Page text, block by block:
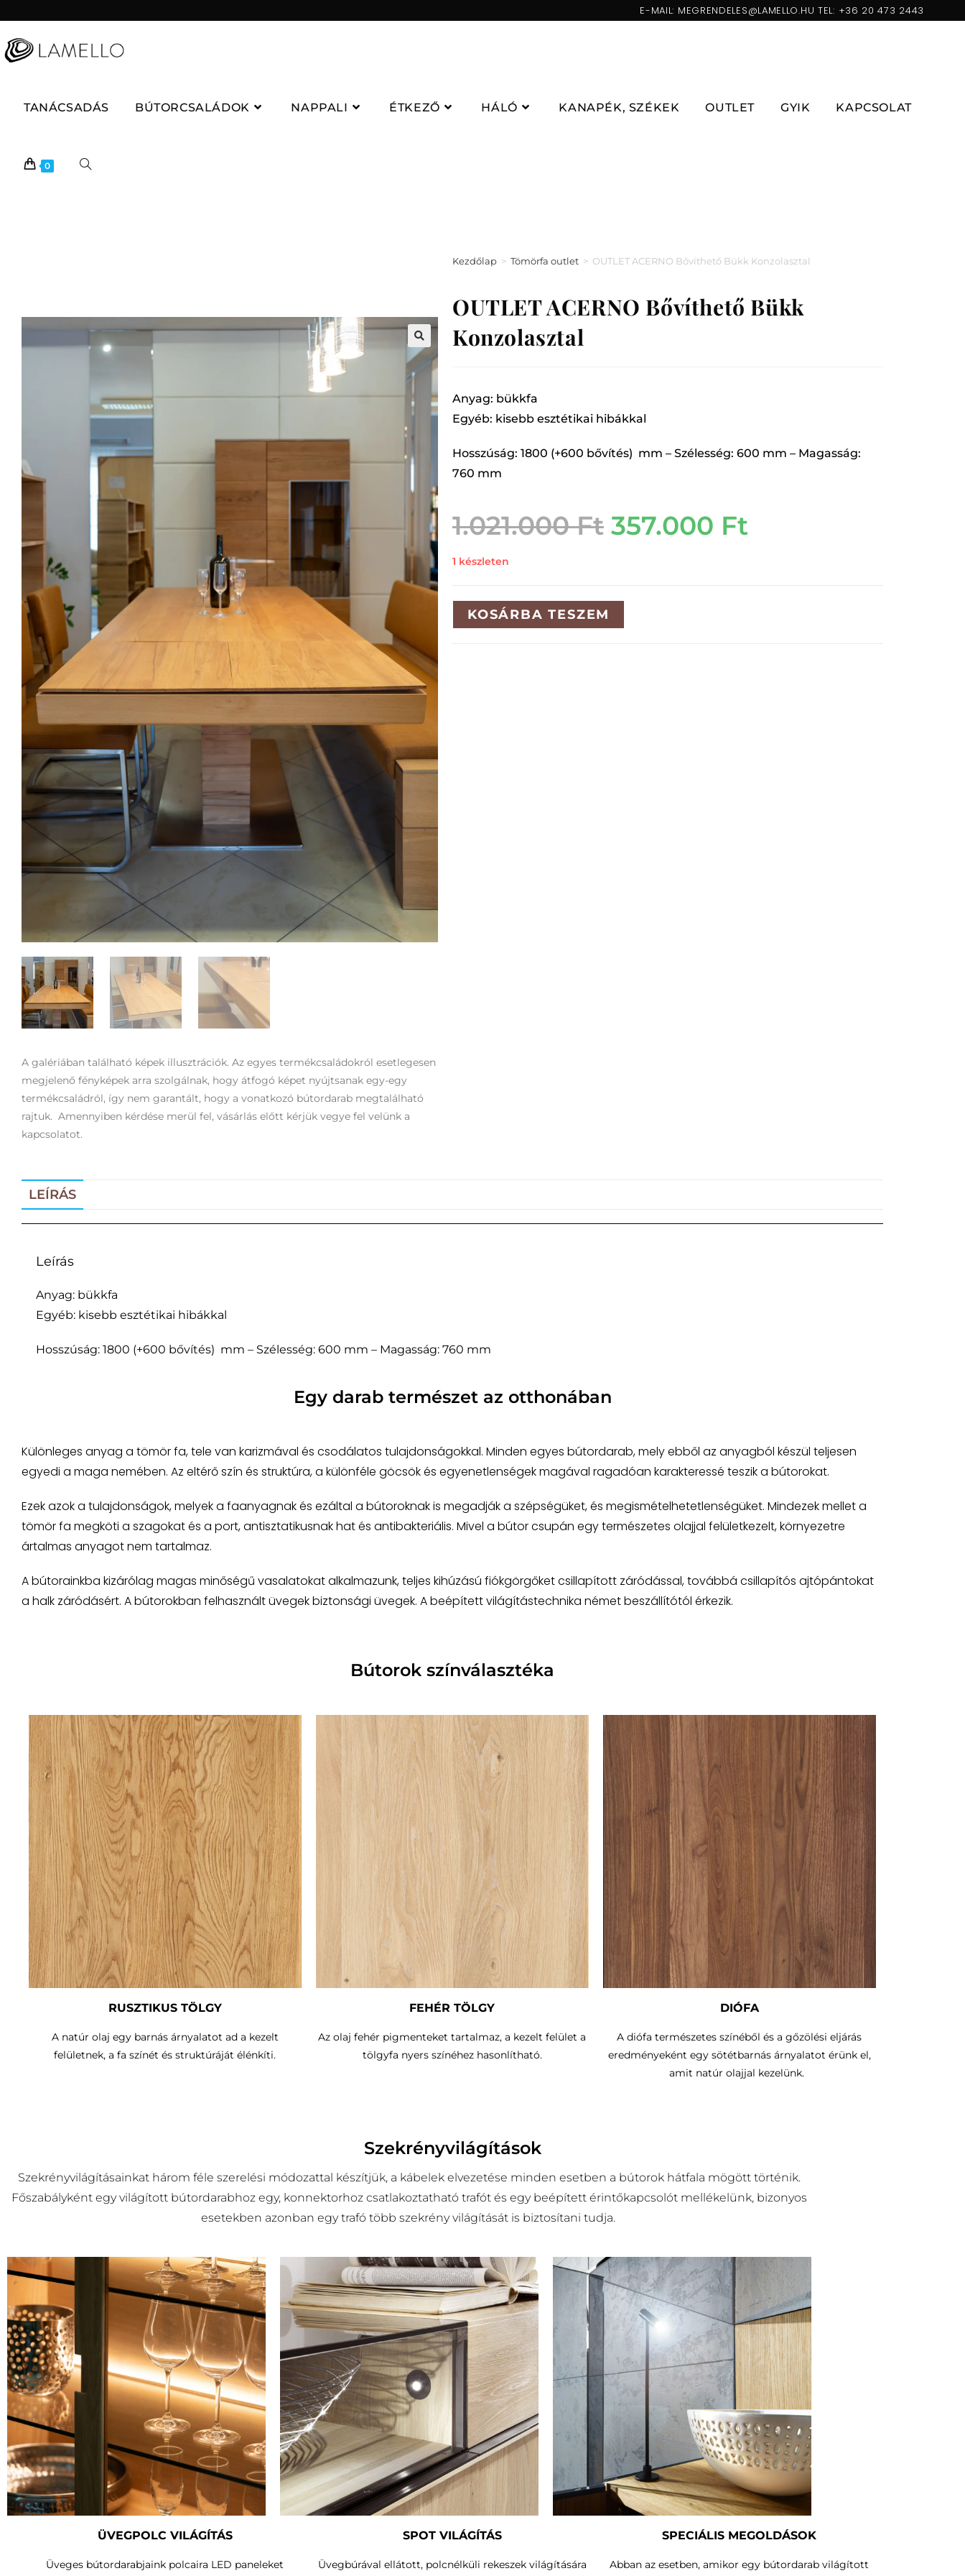
E-MAIL: MEGRENDELES@LAMELLO.HU TEL: +36 20 473 2443
TANÁCSADÁS BÚTORCSALÁDOK NAPPALI ÉTKEZŐ HÁLÓ KANAPÉK, SZÉKEK OUTLET GYIK KAPCSOLAT
0
Kezdőlap > Tömörfa outlet > OUTLET ACERNO Bővíthető Bükk Konzolasztal
OUTLET ACERNO Bővíthető Bükk
Konzolasztal
A galériában található képek illusztrációk. Az egyes termékcsaládokról esetlegesen
megjelenő fényképek arra szolgálnak, hogy átfogó képet nyújtsanak egy-egy
termékcsaládról, így nem garantált, hogy a vonatkozó bútordarab megtalálható
rajtuk. Amennyiben kérdése merül fel, vásárlás előtt kérjük vegye fel velünk a
kapcsolatot.
Anyag: bükkfa
Egyéb: kisebb esztétikai hibákkal
Hosszúság: 1800 (+600 bővítés) mm – Szélesség: 600 mm – Magasság:
760 mm
1.021.000Ft 357.000 Ft
1 készleten
KOSÁRBA TESZEM
LEÍRÁS
Leírás
Anyag: bükkfa
Egyéb: kisebb esztétikai hibákkal
Hosszúság: 1800 (+600 bővítés) mm – Szélesség: 600 mm – Magasság: 760 mm
Egy darab természet az otthonában
Különleges anyag a tömör fa, tele van karizmával és csodálatos tulajdonságokkal. Minden egyes bútordarab, mely ebből az anyagból készül teljesen
egyedi a maga nemében. Az eltérő szín és struktúra, a különféle göcsök és egyenetlenségek magával ragadóan karakteressé teszik a bútorokat.
Ezek azok a tulajdonságok, melyek a faanyagnak és ezáltal a bútoroknak is megadják a szépségüket, és megismételhetetlenségüket. Mindezek mellet a
tömör fa megköti a szagokat és a port, antisztatikusnak hat és antibakteriális. Mivel a bútor csupán egy természetes olajjal felületkezelt, környezetre
ártalmas anyagot nem tartalmaz.
A bútorainkba kizárólag magas minőségű vasalatokat alkalmazunk, teljes kihúzású fiókgörgőket csillapított záródással, továbbá csillapítós ajtópántokat
a halk záródásért. A bútorokban felhasznált üvegek biztonsági üvegek. A beépített világítástechnika német beszállítótól érkezik.
Bútorok színválasztéka
RUSZTIKUS TÖLGY
A natúr olaj egy barnás árnyalatot ad a kezelt
felületnek, a fa színét és struktúráját élénkíti.
FEHÉR TÖLGY
Az olaj fehér pigmenteket tartalmaz, a kezelt felület a
tölgyfa nyers színéhez hasonlítható.
DIÓFA
A diófa természetes színéből és a gőzölési eljárás
eredményeként egy sötétbarnás árnyalatot érünk el,
amit natúr olajjal kezelünk.
Szekrényvilágítások
Szekrényvilágításainkat három féle szerelési módozattal készítjük, a kábelek elvezetése minden esetben a bútorok hátfala mögött történik.
Főszabályként egy világított bútordarabhoz egy, konnektorhoz csatlakoztatható trafót és egy beépített érintőkapcsolót mellékelünk, bizonyos
esetekben azonban egy trafó több szekrény világítását is biztosítani tudja.
ÜVEGPOLC VILÁGÍTÁS
Üveges bútordarabjaink polcaira LED paneleket
SPOT VILÁGÍTÁS
Üvegbúrával ellátott, polcnélküli rekeszek világítására
SPECIÁLIS MEGOLDÁSOK
Abban az esetben, amikor egy bútordarab világított